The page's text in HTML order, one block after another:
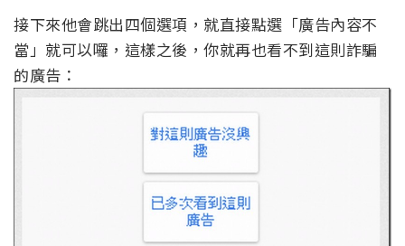
接下來他會跳出四個選項，就直接點選「廣告內容不
當」就可以囉，這樣之後，你就再也看不到這則詐騙
的廣告：